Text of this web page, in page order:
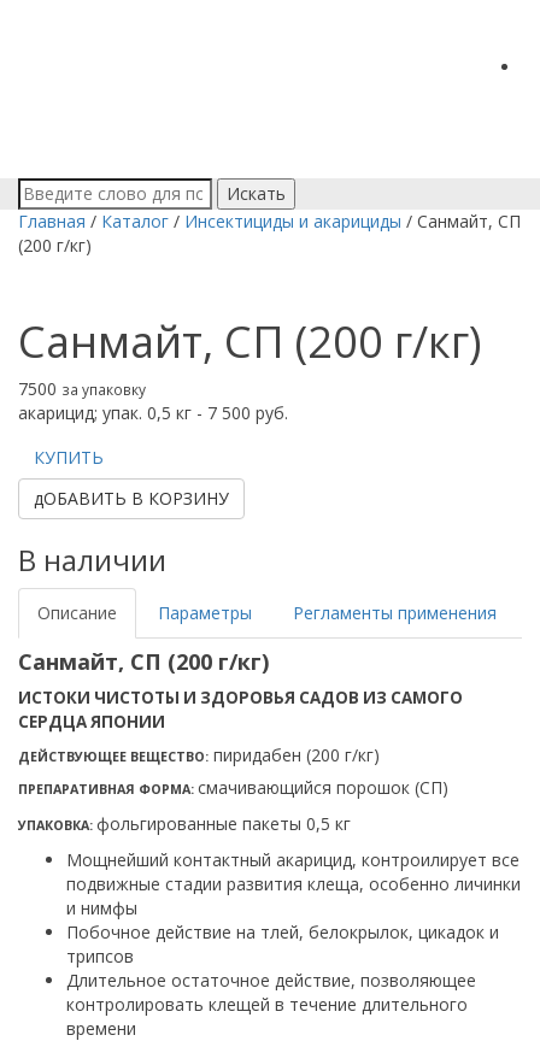
Искать
Главная / Каталог / Инсектициды и акарициды / Санмайт, СП
(200 г/кг)
Санмайт, СП (200 г/кг)
7500 за упаковку
акарицид; упак. 0,5 кг - 7 500 руб.
КУПИТЬ
дОБАВИТЬ В КОРЗИНУ
В наличии
Описание Параметры Регламенты применения
Санмайт, СП (200 г/кг)
ИСТОКИ ЧИСТОТЫ И ЗДОРОВЬЯ САДОВ ИЗ САМОГО
СЕРДЦА ЯПОНИИ
ДЕЙСТВУЮЩЕЕ ВЕЩЕСТВО: пиридабен (200 г/кг)
ПРЕПАРАТИВНАЯ ФОРМА: смачивающийся порошок (СП)
УПАКОВКА: фольгированные пакеты 0,5 кг
Мощнейший контактный акарицид, контроилирует все
подвижные стадии развития клеща, особенно личинки
и нимфы
Побочное действие на тлей, белокрылок, цикадок и
трипсов
Длительное остаточное действие, позволяющее
контролировать клещей в течение длительного
времени